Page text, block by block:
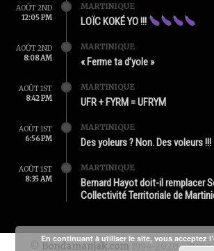
AOÛT 2ND
12:05 PM
MARTINIQUE
LOÏC KOKÉ YO !!!
AOÛT 2ND
8:08 AM
MARTINIQUE
« Ferme ta d’yole »
AOÛT 1ST
8:42 PM
MARTINIQUE
UFR + FYRM = UFRYM
AOÛT 1ST
6:56 PM
MARTINIQUE
Des yoleurs ? Non. Des voleurs !!!
AOÛT 1ST
8:35 AM
MARTINIQUE
Bernard Hayot doit-il remplacer
Collectivité Territoriale de
Bondamanjak.com 1994-2020 - Tous
En continuant à utiliser le site, vous acceptez